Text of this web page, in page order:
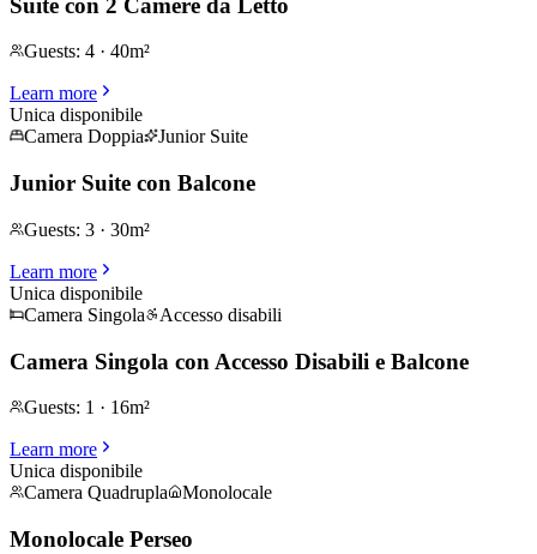
Suite con 2 Camere da Letto
Guests: 4 · 40m²
Learn more
Unica disponibile
Camera Doppia
Junior Suite
Junior Suite con Balcone
Guests: 3 · 30m²
Learn more
Unica disponibile
Camera Singola
Accesso disabili
Camera Singola con Accesso Disabili e Balcone
Guests: 1 · 16m²
Learn more
Unica disponibile
Camera Quadrupla
Monolocale
Monolocale Perseo